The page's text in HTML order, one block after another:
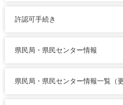
許認可手続き
県民局・県民センター情報
県民局・県民センター情報一覧（